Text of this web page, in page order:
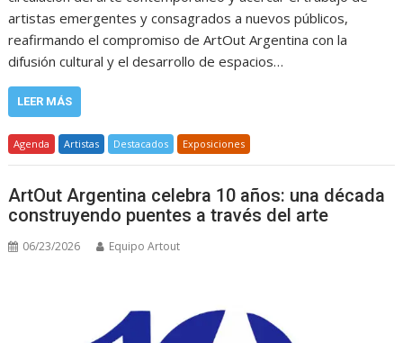
artistas emergentes y consagrados a nuevos públicos,
reafirmando el compromiso de ArtOut Argentina con la
difusión cultural y el desarrollo de espacios…
LEER MÁS
Agenda Artistas Destacados Exposiciones
ArtOut Argentina celebra 10 años: una década
construyendo puentes a través del arte
06/23/2026 Equipo Artout